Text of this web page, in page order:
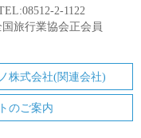
2-1122
旅行業協会正会員
株式会社(関連会社)
のご案内